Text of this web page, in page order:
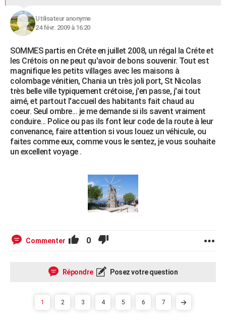
Utilisateur anonyme
24 févr. 2009 à 16:20
SOMMES partis en Créte en juillet 2008, un régal la Créte et
les Crétois on ne peut qu'avoir de bons souvenir. Tout est
magnifique les petits villages avec les maisons à
colombage vénitien, Chania un très joli port, St Nicolas
très belle ville typiquement crétoise, j'en passe, j'ai tout
aimé, et partout l'accueil des habitants fait chaud au
coeur. Seul ombre... je me demande si ils savent vraiment
conduire... Police ou pas ils font leur code de la route à leur
convenance, faire attention si vous louez un véhicule, ou
faites comme eux, comme vous le sentez, je vous souhaite
un excellent voyage .
Commenter 0
Répondre Posez votre question
1 2 3 4 5 6 7